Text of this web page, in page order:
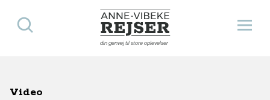
Anne-Vibeke Rejser
din genvej til store oplevelser
Åbn
Søg
Video